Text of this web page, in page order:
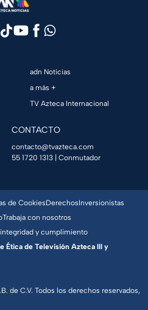
adn Noticias
a más +
TV Azteca Internacional
CONTACTO
contacto@tvazteca.com
55 1720 1313 | Conmutador
de C.V. Todos los derechos reservados,
de CookiesDerechosInversionistas
Trabaja con nosotros
y cumplimiento
Ética de Televisión Azteca III y